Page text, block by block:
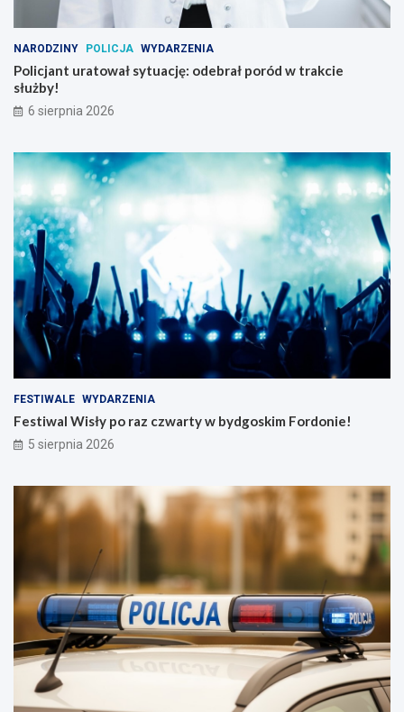
NARODZINY POLICJA WYDARZENIA
Policjant uratował sytuację: odebrał poród w trakcie
służby!
6 sierpnia 2026
FESTIWALE WYDARZENIA
Festiwal Wisły po raz czwarty w bydgoskim Fordonie!
5 sierpnia 2026